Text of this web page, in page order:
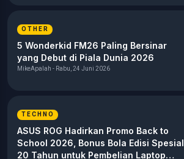
OTHER
5 Wonderkid FM26 Paling Bersinar
yang Debut di Piala Dunia 2026
MikeApalah - Rabu, 24 Juni 2026
TECHNO
ASUS ROG Hadirkan Promo Back to
School 2026, Bonus Bola Edisi Spesial
20 Tahun untuk Pembelian Laptop